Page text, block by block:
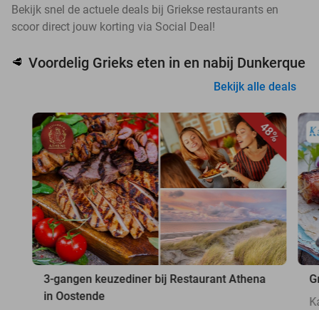
Bekijk snel de actuele deals bij Griekse restaurants en
scoor direct jouw korting via Social Deal!
🥩 Voordelig Grieks eten in en nabij Dunkerque
Bekijk alle deals
48%
3-gangen keuzediner bij Restaurant Athena
in Oostende